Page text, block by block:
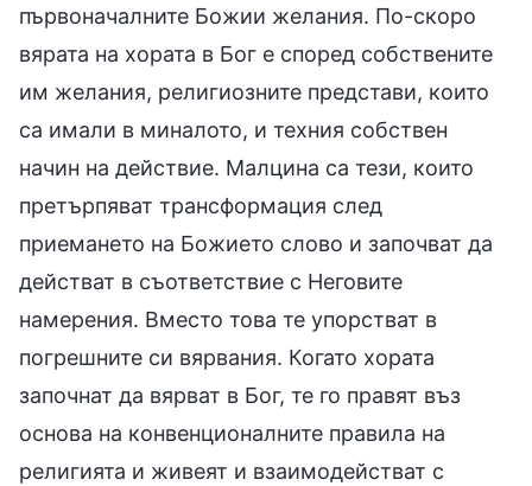
първоначалните Божии желания. По-скоро
вярата на хората в Бог е според собствените
им желания, религиозните представи, които
са имали в миналото, и техния собствен
начин на действие. Малцина са тези, които
претърпяват трансформация след
приемането на Божието слово и започват да
действат в съответствие с Неговите
намерения. Вместо това те упорстват в
погрешните си вярвания. Когато хората
започнат да вярват в Бог, те го правят въз
основа на конвенционалните правила на
религията и живеят и взаимодействат с